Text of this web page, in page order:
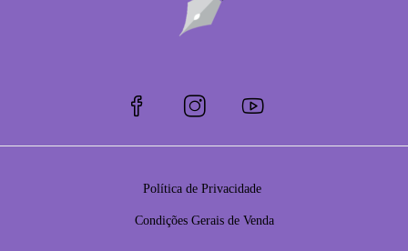
Política de Privacidade
Condições Gerais de Venda